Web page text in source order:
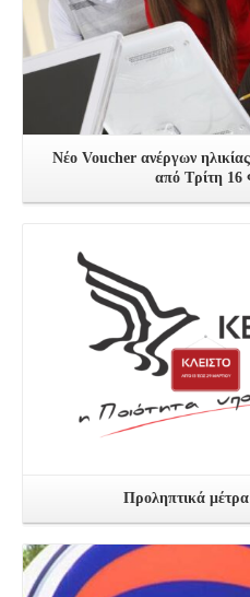
Νέο Voucher ανέργων
από Τρίτη 16
Προληπτικά μέτρα
Δείτε